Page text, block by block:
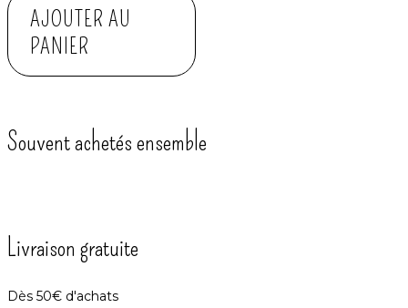
AJOUTER AU
PANIER
Souvent achetés ensemble
Livraison gratuite
Dès 50€ d'achats